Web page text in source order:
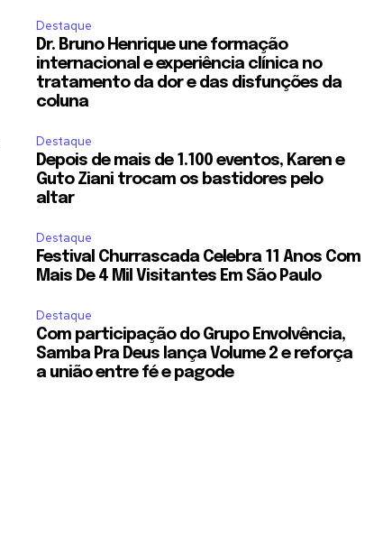
Destaque
Dr. Bruno Henrique une formação
internacional e experiência clínica no
tratamento da dor e das disfunções da
coluna
Destaque
Depois de mais de 1.100 eventos, Karen e
Guto Ziani trocam os bastidores pelo
altar
Destaque
Festival Churrascada Celebra 11 Anos Com
Mais De 4 Mil Visitantes Em São Paulo
Destaque
Com participação do Grupo Envolvência,
Samba Pra Deus lança Volume 2 e reforça
a união entre fé e pagode